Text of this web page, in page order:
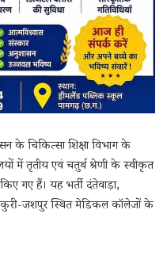
के चिकित्सा शिक्षा विभाग के
में तृतीय एवं चतुर्थ श्रेणी के स्वीकृत
गए हैं। यह भर्ती दंतेवाड़ा,
जशपुर स्थित मेडिकल कॉलेजों के